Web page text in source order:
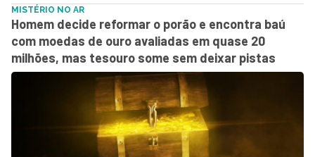
MISTÉRIO NO AR
Homem decide reformar o porão e encontra baú
com moedas de ouro avaliadas em quase 20
milhões, mas tesouro some sem deixar pistas